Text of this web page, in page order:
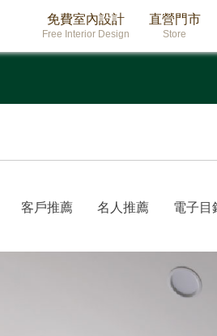
免費室內設計
Free Interior Design
直營門市
Store
客戶推薦 名人推薦 電子目